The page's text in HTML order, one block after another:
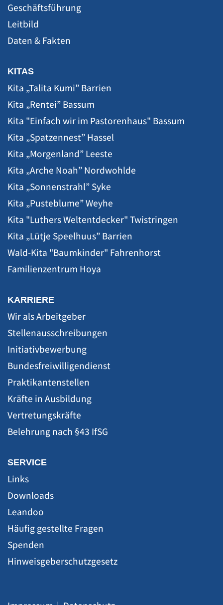
Geschäftsführung
Leitbild
Daten & Fakten
KITAS
Kita „Talita Kumi” Barrien
Kita „Rentei” Bassum
Kita "Einfach wir im Pastorenhaus" Bassum
Kita „Spatzennest” Hassel
Kita „Morgenland” Leeste
Kita „Arche Noah” Nordwohlde
Kita „Sonnenstrahl” Syke
Kita „Pusteblume” Weyhe
Kita "Luthers Weltentdecker" Twistringen
Kita „Lütje Speelhuus” Barrien
Wald-Kita "Baumkinder" Fahrenhorst
Familienzentrum Hoya
KARRIERE
Wir als Arbeitgeber
Stellenausschreibungen
Initiativbewerbung
Bundesfreiwilligendienst
Praktikantenstellen
Kräfte in Ausbildung
Vertretungskräfte
Belehrung nach §43 IfSG
SERVICE
Links
Downloads
Leandoo
Häufig gestellte Fragen
Spenden
Hinweisgeberschutzgesetz